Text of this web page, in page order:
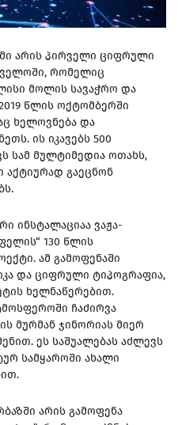
არის პირველი ციფრული
რომელიც
მოლის სავაჭრო და
წლის ოქტომბერში
ხელოვნება და
ის იკავებს 500
სამ მულტიმედია ოთახს,
აქტიურად გაეცნონ
ინსტალაციაა ვაჟა-
130 წლის
ამ გამოფენაში
და ციფრული ტიპოგრაფია,
ხელნაწერებით.
ჩაძირვა
მურმან ჯინორიას მიერ
ეს საშუალებას აძლევს
სამყაროში ახალი
არის გამოფენა